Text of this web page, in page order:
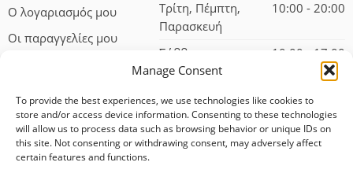
Manage Consent
To provide the best experiences, we use technologies like cookies to
store and/or access device information. Consenting to these technologies
will allow us to process data such as browsing behavior or unique IDs on
this site. Not consenting or withdrawing consent, may adversely affect
certain features and functions.
Ο λογαριασμός μου
Οι παραγγελίες μου
Τρίτη, Πέμπτη,
Παρασκευή
10:00 - 20:00
Σάββατο 10:00 - 17:00